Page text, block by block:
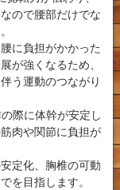
ので腰部だけでな
に負担がかかった
が強くなるため、
う運動のつながり
際に体幹が安定し
肉や関節に負担が
定化、胸椎の可動
を目指します。